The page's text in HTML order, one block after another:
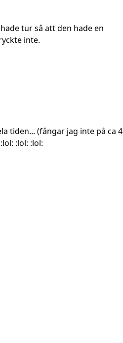
tur så att den hade en
inte.
tiden... (fångar jag inte på ca 4
:lol: :lol: